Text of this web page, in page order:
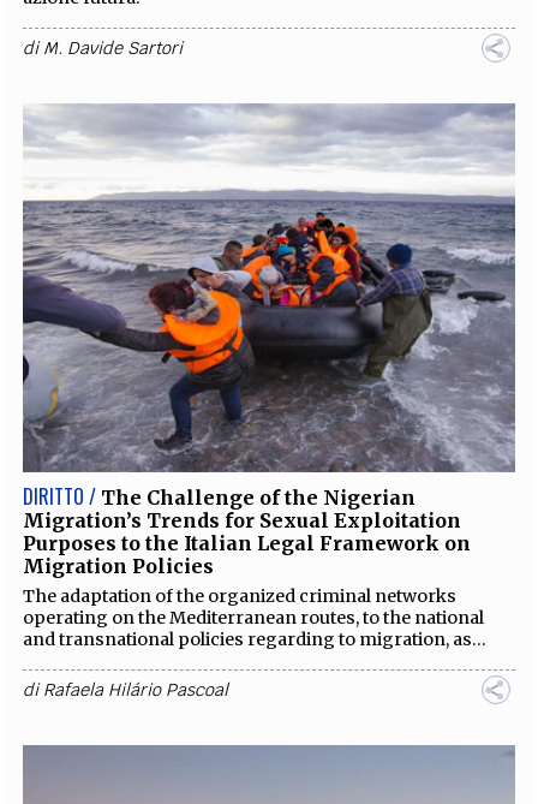
diM. Davide Sartori
DIRITTO / The Challenge of the Nigerian
Migration’s Trends for Sexual Exploitation
Purposes to the Italian Legal Framework on
Migration Policies
The adaptation of the organized criminal networks
operating on the Mediterranean routes, to the national
and transnational policies regarding to migration, as...
diRafaela Hilário Pascoal